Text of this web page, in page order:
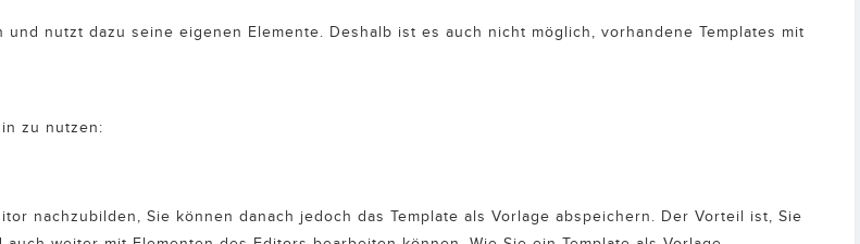
nutzt dazu seine eigenen Elemente. Deshalb ist es auch nicht möglich, vorhandene Templates mit
zu nutzen:
nachzubilden, Sie können danach jedoch das Template als Vorlage abspeichern. Der Vorteil ist, Sie